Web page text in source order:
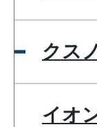
クス
イオ